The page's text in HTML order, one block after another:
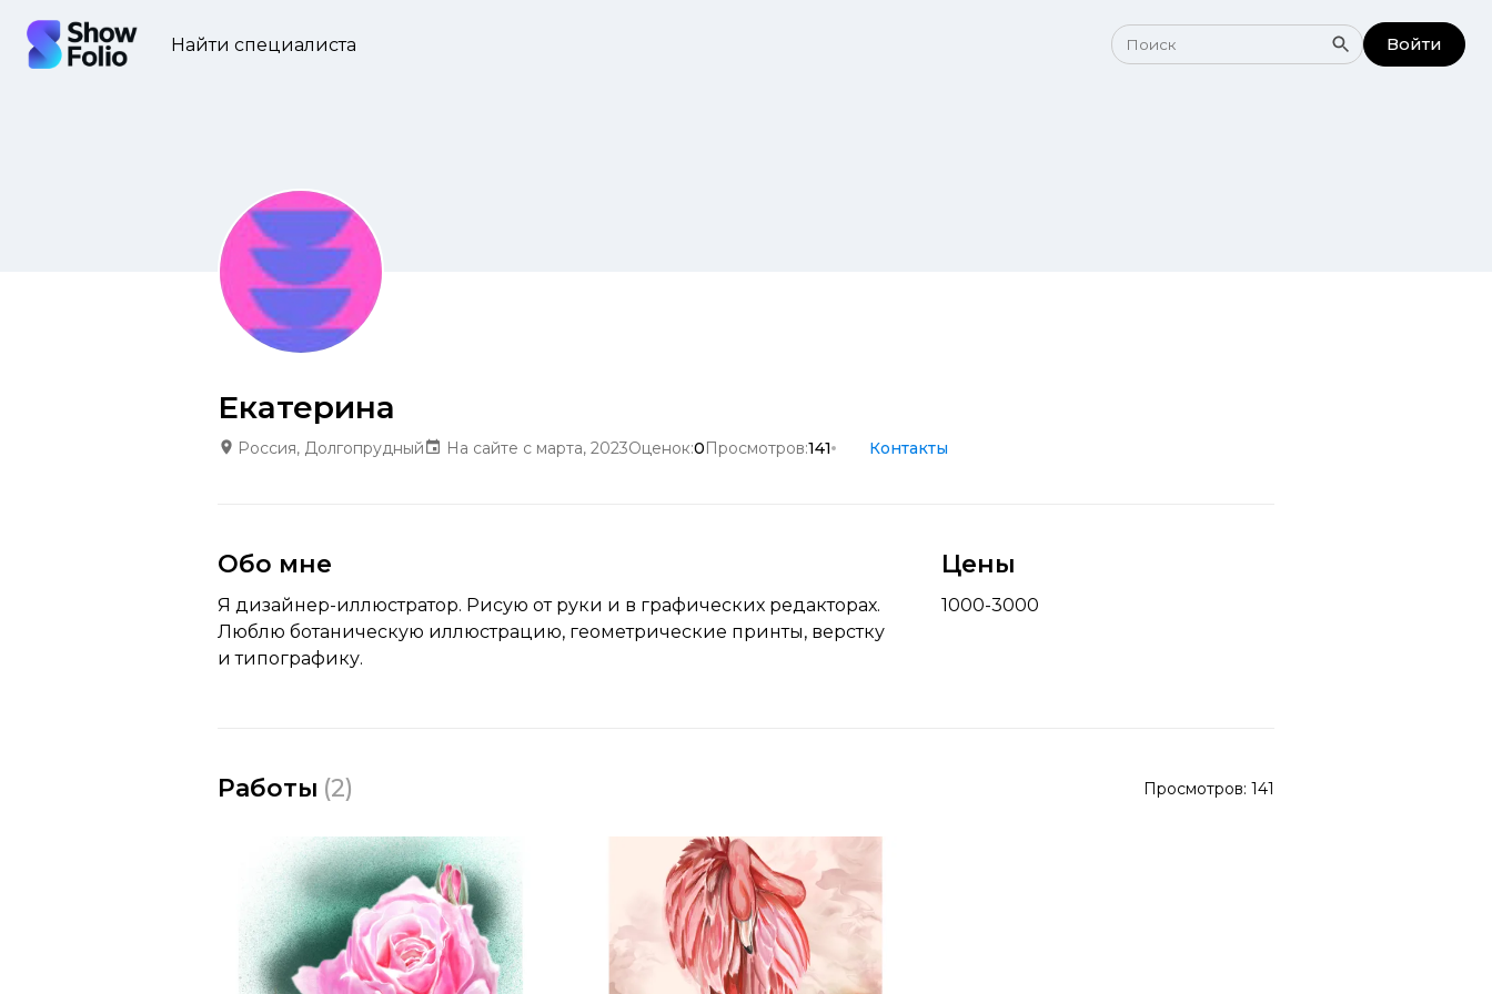
Найти специалиста Войти
Екатерина
Россия, Долгопрудный На сайте с марта, 2023Оценок:0Просмотров:141 Контакты
Обо мне
Я дизайнер-иллюстратор. Рисую от руки и в графических редакторах.
Люблю ботаническую иллюстрацию, геометрические принты, верстку
и типографику.
Цены
1000-3000
Работы (2) Просмотров: 141